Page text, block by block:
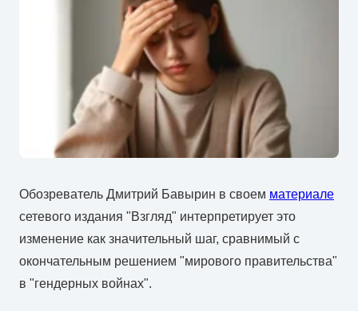
Обозреватель Дмитрий Бавырин в своем материале
сетевого издания "Взгляд" интерпретирует это
изменение как значительный шаг, сравнимый с
окончательным решением "мирового правительства"
в "гендерных войнах".